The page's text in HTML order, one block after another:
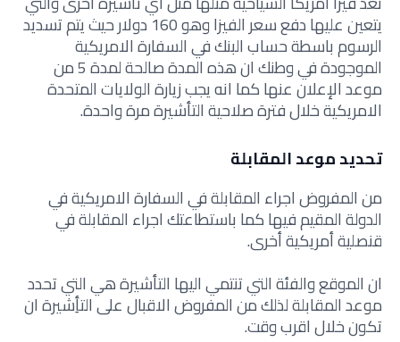
يتعين عليها دفع سعر الفيزا وهو 160 دولار حيث يتم تسديد
الرسوم باسطة حساب البنك في السفارة الامريكية
الموجودة في وطنك ان هذه المدة صالحة لمدة 5 من
موعد الإعلان عنها كما انه يجب زيارة الولايات المتحدة
الامريكية خلال فترة صلاحية التأشيرة مرة واحدة.
تحديد موعد المقابلة
من المفروض اجراء المقابلة في السفارة الامريكية في
الدولة المقيم فيها كما باستطاعتك اجراء المقابلة في
قنصلية أمريكية أخرى.
ان الموقع والفئة التي تنتمي اليها التأشيرة هي التي تحدد
موعد المقابلة لذلك من المفروض الاقبال على التأِشيرة ان
تكون خلال اقرب وقت.